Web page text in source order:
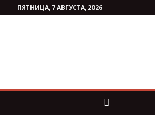
ПЯТНИЦА, 7 АВГУСТА, 2026